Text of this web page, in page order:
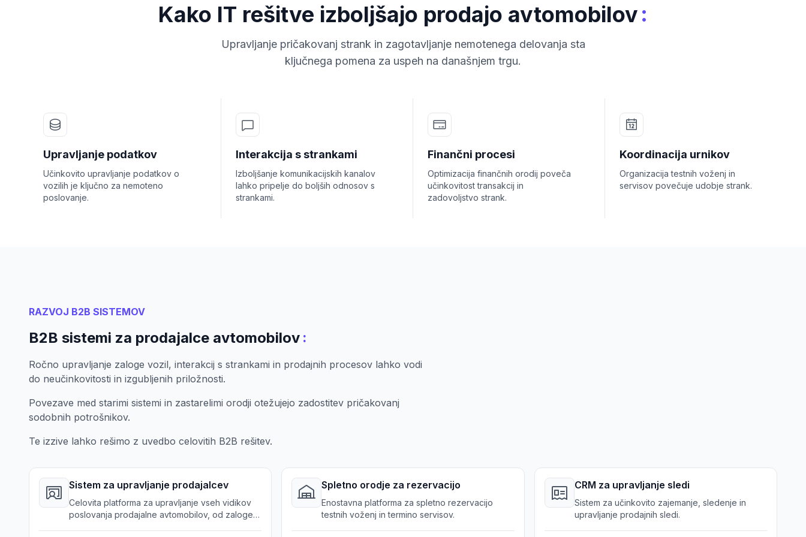
Kako IT rešitve izboljšajo prodajo avtomobilov:
Upravljanje pričakovanj strank in zagotavljanje nemotenega delovanja sta
ključnega pomena za uspeh na današnjem trgu.
Upravljanje podatkov
Učinkovito upravljanje podatkov o
vozilih je ključno za nemoteno
poslovanje.
Interakcija s strankami
Izboljšanje komunikacijskih kanalov
lahko pripelje do boljših odnosov s
strankami.
Finančni procesi
Optimizacija finančnih orodij poveča
učinkovitost transakcij in
zadovoljstvo strank.
Koordinacija urnikov
Organizacija testnih voženj in
servisov povečuje udobje strank.
RAZVOJ B2B SISTEMOV
B2B sistemi za prodajalce avtomobilov :
Ročno upravljanje zaloge vozil, interakcij s strankami in prodajnih procesov lahko vodi
do neučinkovitosti in izgubljenih priložnosti.
Povezave med starimi sistemi in zastarelimi orodji otežujejo zadostitev pričakovanj
sodobnih potrošnikov.
Te izzive lahko rešimo z uvedbo celovitih B2B rešitev.
Sistem za upravljanje prodajalcev
Celovita platforma za upravljanje vseh vidikov
poslovanja prodajalne avtomobilov, od zaloge
Spletno orodje za rezervacijo
Enostavna platforma za spletno rezervacijo
testnih voženj in termino servisov.
CRM za upravljanje sledi
Sistem za učinkovito zajemanje, sledenje in
upravljanje prodajnih sledi.